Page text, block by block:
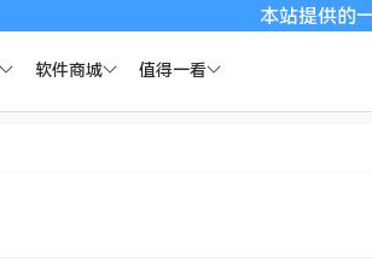
本站提供的一切软件、
软件商城 值得一看